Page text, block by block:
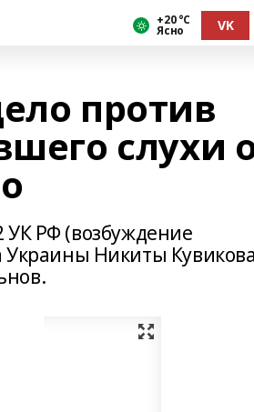
+20 °С
Ясно VK
против
слухи
УК РФ (возбуждение
Никиты